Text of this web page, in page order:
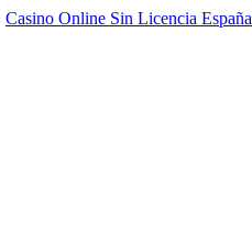
Casino Online Sin Licencia España